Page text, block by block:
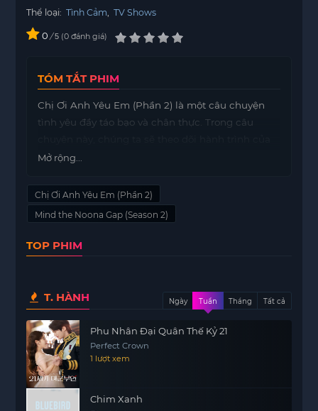
Thể loại: Tình Cảm TV Shows
0 / 5 0 đánh giá
TÓM TẮT PHIM
Chị Ơi Anh Yêu Em (Phần 2) là một câu chuyện
tình yêu đầy táo bạo và chân thực. Trong câu
một người đàn ông và một người phụ nữ, cả hai
Họ đã phải đối mặt với nhiều thử thách trong mối
quan hệ của mình, đặc biệt là sự khác biệt về tuổi
bởi những rào cản xã hội mà ngược lại, nó trở
Câu chuyện không chỉ nói về tình yêu mà còn
khám phá những cảm xúc sâu sắc, sự chân thành
và sự mạnh dạn trong việc bày tỏ tình cảm. Cả hai
nhân vật chính đều thể hiện sự trưởng thành và
quyết tâm trong việc xây dựng một mối quan hệ
bền vững, bất chấp những lời bàn tán xung
quanh.
Mở rộng...
Chị Ơi Anh Yêu Em (Phần 2)
Mind the Noona Gap (Season 2)
TOP PHIM
T. HÀNH Ngày Tuần Tháng Tất cả
Phu Nhân Đại Quân Thế Kỷ 21
Perfect Crown
1 lượt xem
Chim Xanh